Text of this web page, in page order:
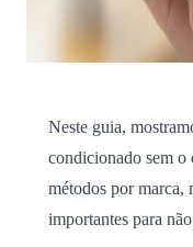
Neste guia,
condicionado sem
métodos por marca,
importantes para